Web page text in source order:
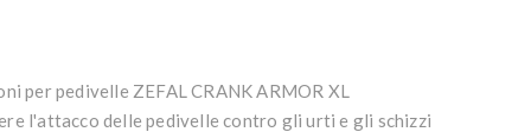
per pedivelle ZEFAL CRANK ARMOR XL
l'attacco delle pedivelle contro gli urti e gli schizzi